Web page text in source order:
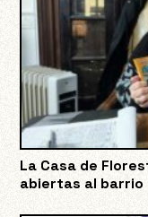
La Casa de
abiertas al barrio